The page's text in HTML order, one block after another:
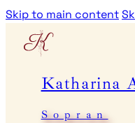
Skip to main content
Katharina
Sopran